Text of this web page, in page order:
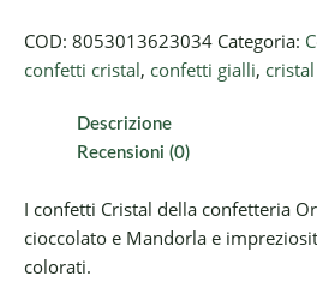
COD: 8053013623034 Categoria:
confetti cristal, confetti gialli, cristal
Descrizione
Recensioni (0)
I confetti Cristal della confetteria
cioccolato e Mandorla e
colorati.